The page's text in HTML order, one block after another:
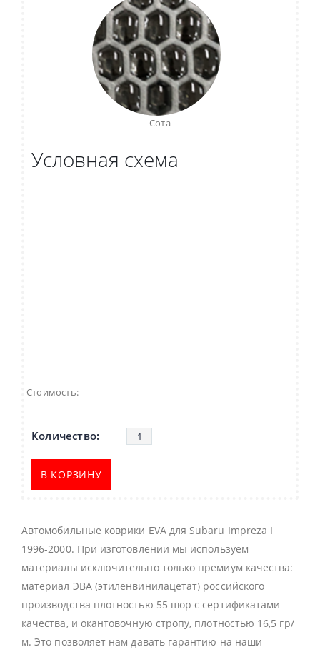
Сота
Условная схема
Стоимость:
В КОРЗИНУ
Автомобильные коврики EVA для Subaru Impreza I
1996-2000. При изготовлении мы используем
материалы исключительно только премиум качества:
материал ЭВА (этиленвинилацетат) российского
производства плотностью 55 шор с сертификатами
качества, и окантовочную стропу, плотностью 16,5 гр/
м. Это позволяет нам давать гарантию на наши